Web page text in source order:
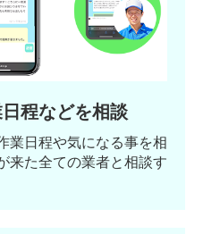
程などを相談
業日程や気になる事を相
来た全ての業者と相談す